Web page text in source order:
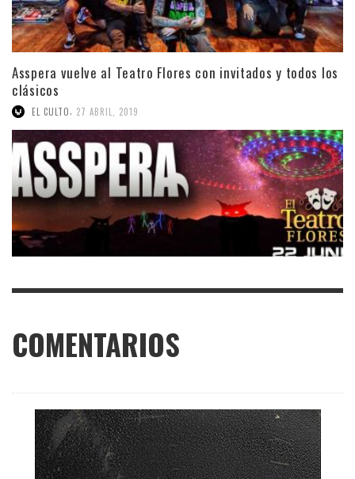
Asspera vuelve al Teatro Flores con invitados y todos los
clásicos
EL CULTO 27 ABRIL, 2019
COMENTARIOS